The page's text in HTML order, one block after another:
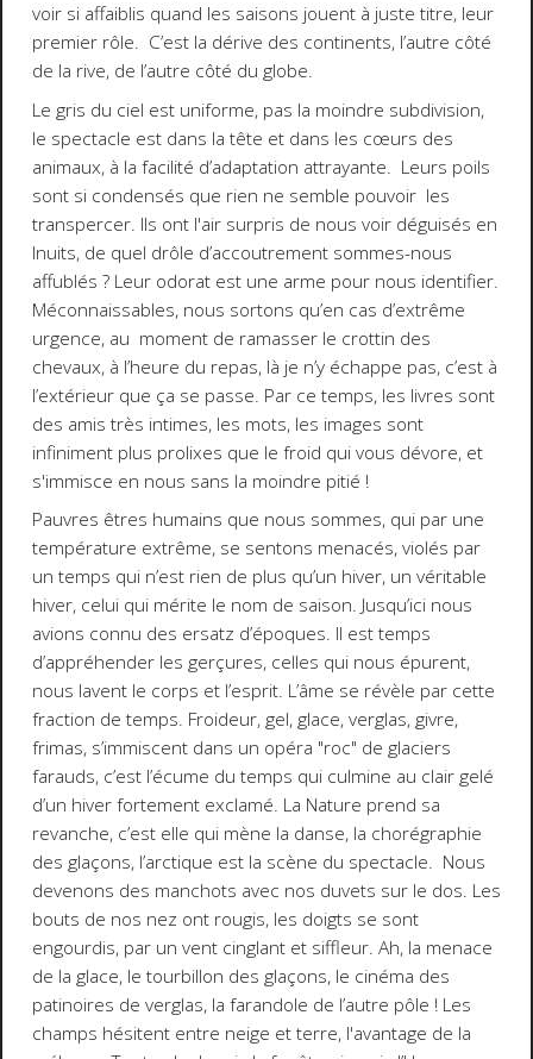
voir si affaiblis quand les saisons jouent à juste titre, leur
premier rôle. C’est la dérive des continents, l’autre côté
de la rive, de l’autre côté du globe.
Le gris du ciel est uniforme, pas la moindre subdivision,
le spectacle est dans la tête et dans les cœurs des
animaux, à la facilité d’adaptation attrayante. Leurs poils
sont si condensés que rien ne semble pouvoir les
transpercer. Ils ont l'air surpris de nous voir déguisés en
Inuits, de quel drôle d’accoutrement sommes-nous
affublés ? Leur odorat est une arme pour nous identifier.
Méconnaissables, nous sortons qu’en cas d’extrême
urgence, au moment de ramasser le crottin des
chevaux, à l’heure du repas, là je n’y échappe pas, c’est à
l’extérieur que ça se passe. Par ce temps, les livres sont
des amis très intimes, les mots, les images sont
infiniment plus prolixes que le froid qui vous dévore, et
s'immisce en nous sans la moindre pitié !
Pauvres êtres humains que nous sommes, qui par une
température extrême, se sentons menacés, violés par
un temps qui n’est rien de plus qu’un hiver, un véritable
hiver, celui qui mérite le nom de saison. Jusqu’ici nous
avions connu des ersatz d’époques. Il est temps
d’appréhender les gerçures, celles qui nous épurent,
nous lavent le corps et l’esprit. L’âme se révèle par cette
fraction de temps. Froideur, gel, glace, verglas, givre,
frimas, s’immiscent dans un opéra "roc" de glaciers
farauds, c’est l’écume du temps qui culmine au clair gelé
d’un hiver fortement exclamé. La Nature prend sa
revanche, c’est elle qui mène la danse, la chorégraphie
des glaçons, l’arctique est la scène du spectacle. Nous
devenons des manchots avec nos duvets sur le dos. Les
bouts de nos nez ont rougis, les doigts se sont
engourdis, par un vent cinglant et siffleur. Ah, la menace
de la glace, le tourbillon des glaçons, le cinéma des
patinoires de verglas, la farandole de l’autre pôle ! Les
champs hésitent entre neige et terre, l'avantage de la